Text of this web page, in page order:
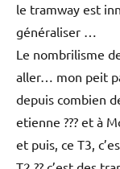
le tramway est
généraliser …
Le nombrilisme
aller… mon peit
depuis combien
etienne ??? et à
et puis, ce T3,